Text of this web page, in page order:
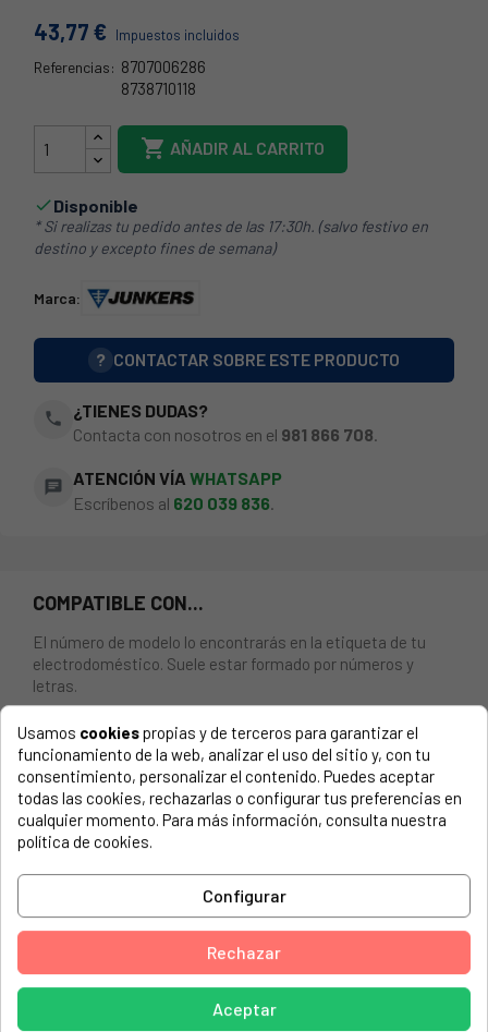
43,77 € Impuestos incluidos
Referencias: 8707006286
8738710118
 AÑADIR AL CARRITO
Disponible
* Si realizas tu pedido antes de las 17:30h. (salvo festivo en
destino y excepto fines de semana)
Marca:
? CONTACTAR SOBRE ESTE PRODUCTO
phone
¿TIENES DUDAS?
Contacta con nosotros en el 981 866 708.
chat ATENCIÓN VÍA WHATSAPP
Escríbenos al 620 039 836
COMPATIBLE CON...
El número de modelo lo encontrarás en la etiqueta de tu
electrodoméstico. Suele estar formado por números y
letras.
CUERPO DE AGUA ORIGINAL PARA CALENTADOR
JUNKERS: 8718224766. Cod. membrana 44JK0029
JUNKERS, 7701331015 WR11-2 B23 S2895
JUNKERS, 7701331691 WRD11-2 KM E23 S2805
JUNKERS, 7701331702 WRD11-2 B23 S2895
JUNKERS, 7701331703 WR11-2 E23 S2895
Usamos cookiespropias y de terceros para garantizar el
funcionamiento de la web, analizar el uso del sitio y, con tu
consentimiento, personalizar el contenido. Puedes aceptar
todas las cookies, rechazarlas o configurar tus preferencias en
cualquier momento. Para más información, consulta nuestra
política de cookies.
Configurar
Rechazar
Aceptar